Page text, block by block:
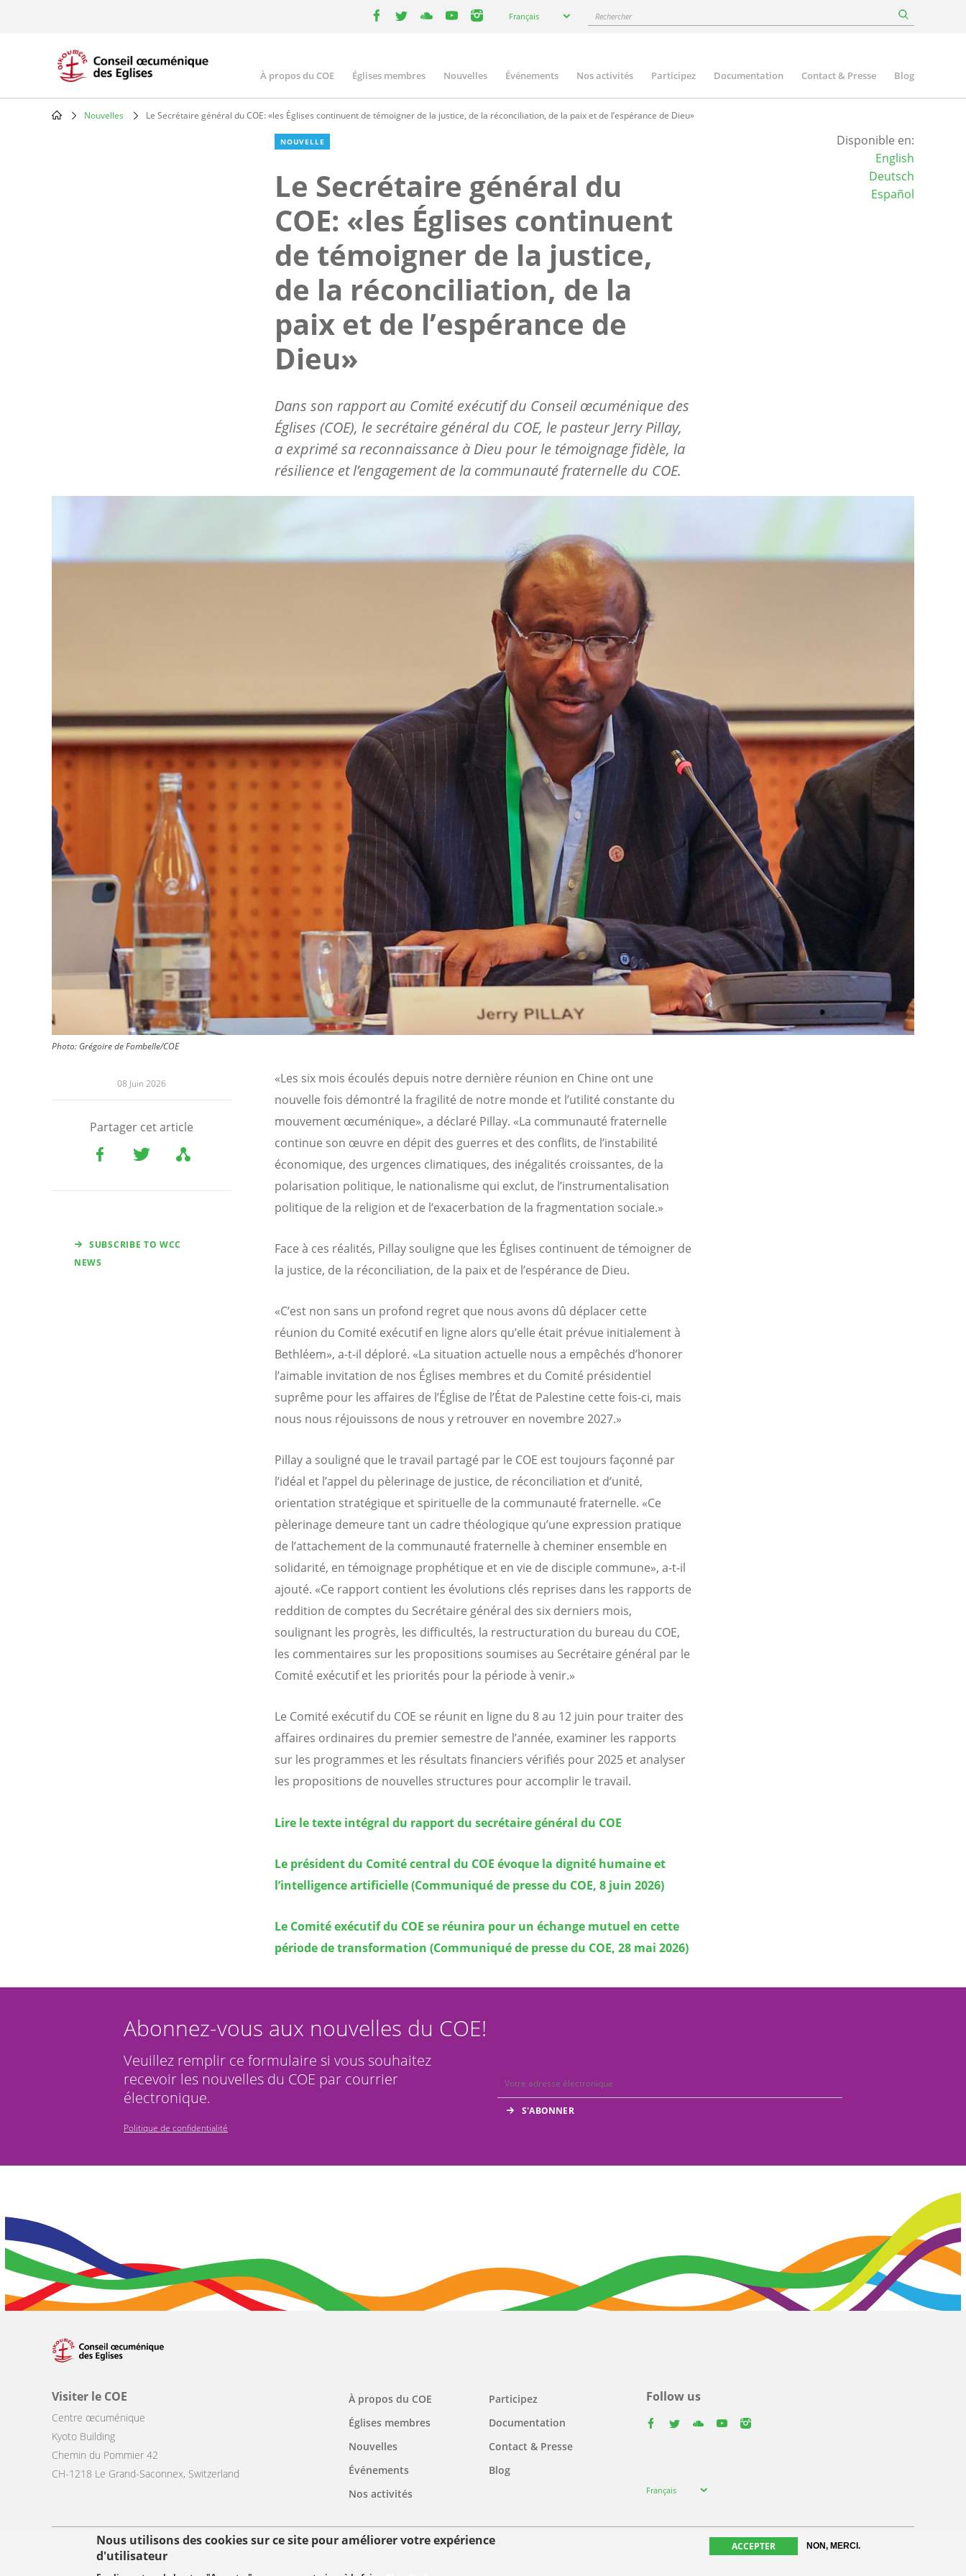
Nous utilisons des cookies sur ce site pour améliorer votre expérience
d'utilisateur
ACCEPTER NON, MERCI.
your
Français Rechercher
Main
navigation
À propos du COE Églises membres Nouvelles Événements Nos activités Participez Documentation Contact & Presse Blog
Nouvelles Le Secrétaire général du COE: «les Églises continuent de témoigner de la justice, de la réconciliation, de la paix et de l’espérance de Dieu»
NOUVELLE
Le Secrétaire général du
COE: «les Églises continuent
de témoigner de la justice,
de la réconciliation, de la
paix et de l’espérance de
Dieu»
Dans son rapport au Comité exécutif du Conseil œcuménique des
Églises (COE), le secrétaire général du COE, le pasteur Jerry Pillay,
a exprimé sa reconnaissance à Dieu pour le témoignage fidèle, la
résilience et l’engagement de la communauté fraternelle du COE.
Disponible en:
English
Deutsch
Español
Photo: Grégoire de Fombelle/COE
08 Juin 2026
Partager cet article
SUBSCRIBE TO WCC
NEWS
«Les six mois écoulés depuis notre dernière réunion en Chine ont une
nouvelle fois démontré la fragilité de notre monde et l’utilité constante du
mouvement œcuménique», a déclaré Pillay. «La communauté fraternelle
continue son œuvre en dépit des guerres et des conflits, de l’instabilité
économique, des urgences climatiques, des inégalités croissantes, de la
polarisation politique, le nationalisme qui exclut, de l’instrumentalisation
politique de la religion et de l’exacerbation de la fragmentation sociale.»
Face à ces réalités, Pillay souligne que les Églises continuent de témoigner de
la justice, de la réconciliation, de la paix et de l’espérance de Dieu.
«C’est non sans un profond regret que nous avons dû déplacer cette
réunion du Comité exécutif en ligne alors qu’elle était prévue initialement à
Bethléem», a-t-il déploré. «La situation actuelle nous a empêchés d’honorer
l’aimable invitation de nos Églises membres et du Comité présidentiel
suprême pour les affaires de l’Église de l’État de Palestine cette fois-ci, mais
nous nous réjouissons de nous y retrouver en novembre 2027.»
Pillay a souligné que le travail partagé par le COE est toujours façonné par
l’idéal et l’appel du pèlerinage de justice, de réconciliation et d’unité,
orientation stratégique et spirituelle de la communauté fraternelle. «Ce
pèlerinage demeure tant un cadre théologique qu’une expression pratique
de l’attachement de la communauté fraternelle à cheminer ensemble en
solidarité, en témoignage prophétique et en vie de disciple commune», a-t-il
ajouté. «Ce rapport contient les évolutions clés reprises dans les rapports de
reddition de comptes du Secrétaire général des six derniers mois,
soulignant les progrès, les difficultés, la restructuration du bureau du COE,
les commentaires sur les propositions soumises au Secrétaire général par le
Comité exécutif et les priorités pour la période à venir.»
Le Comité exécutif du COE se réunit en ligne du 8 au 12 juin pour traiter des
affaires ordinaires du premier semestre de l’année, examiner les rapports
sur les programmes et les résultats financiers vérifiés pour 2025 et analyser
les propositions de nouvelles structures pour accomplir le travail.
Lire le texte intégral du rapport du secrétaire général du COE
Le président du Comité central du COE évoque la dignité humaine et
l’intelligence artificielle (Communiqué de presse du COE, 8 juin 2026)
Le Comité exécutif du COE se réunira pour un échange mutuel en cette
période de transformation (Communiqué de presse du COE, 28 mai 2026)
Abonnez-vous aux nouvelles du COE!
Veuillez remplir ce formulaire si vous souhaitez
recevoir les nouvelles du COE par courrier
électronique.
Politique de confidentialité
Visiter le COE
Centre œcuménique
Kyoto Building
Chemin du Pommier 42
CH-1218 Le Grand-Saconnex, Switzerland
Main
navigation
À propos du COE
Églises membres
Nouvelles
Événements
Nos activités
Participez
Documentation
Contact & Presse
Blog
Follow us
your
Français
© Copyright WCC 2026 Conditions d'utilisation